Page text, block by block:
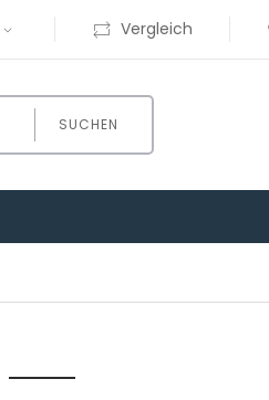
Vergleich
SUCHEN